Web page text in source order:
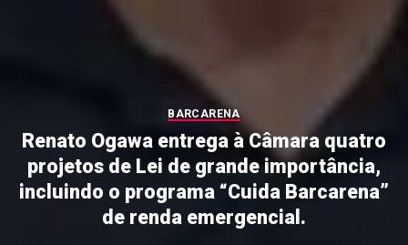
BARCARENA
Renato Ogawa entrega à Câmara quatro
projetos de Lei de grande importância,
incluindo o programa “Cuida Barcarena”
de renda emergencial.